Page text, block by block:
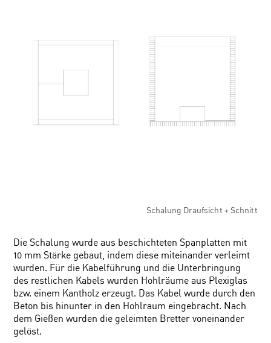
Schalung Draufsicht + Schnitt
Die Schalung wurde aus beschichteten Spanplatten mit
10 mm Stärke gebaut, indem diese miteinander verleimt
wurden. Für die Kabelführung und die Unterbringung
des restlichen Kabels wurden Hohlräume aus Plexiglas
bzw. einem Kantholz erzeugt. Das Kabel wurde durch den
Beton bis hinunter in den Hohlraum eingebracht. Nach
dem Gießen wurden die geleimten Bretter voneinander
gelöst.